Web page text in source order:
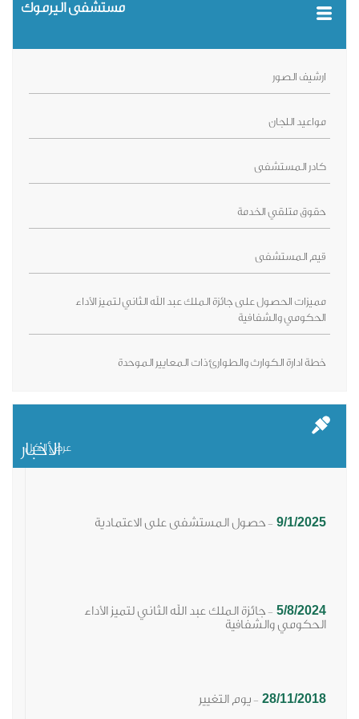
مستشفى اليرموك
ارشيف الصور
مواعيد اللجان
كادر المستشفى
حقوق متلقي الخدمة
قيم المستشفى
مميزات الحصول على جائزة الملك عبد الله الثاني لتميز الأداء
الحكومي والشفافية
خطة ادارة الكوارث والطوارئ ذات المعايير الموحدة
الأخبار
عرض الكل
9/1/2025
-حصول المستشفى على الاعتمادية
5/8/2024
-جائزة الملك عبد الله الثاني لتميز الأداء
الحكومي والشفافية​
28/11/2018
-يوم التغيير